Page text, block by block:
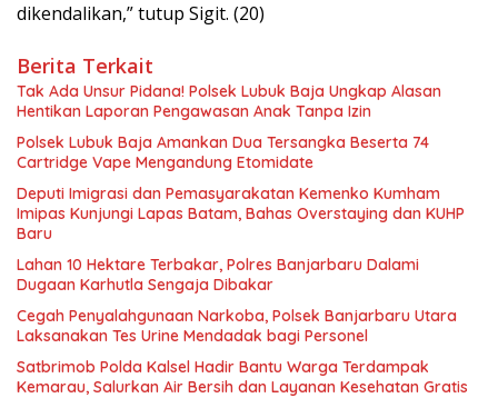
dikendalikan,” tutup Sigit. (20)
Berita Terkait
Tak Ada Unsur Pidana! Polsek Lubuk Baja Ungkap Alasan
Hentikan Laporan Pengawasan Anak Tanpa Izin
Polsek Lubuk Baja Amankan Dua Tersangka Beserta 74
Cartridge Vape Mengandung Etomidate
Deputi Imigrasi dan Pemasyarakatan Kemenko Kumham
Imipas Kunjungi Lapas Batam, Bahas Overstaying dan KUHP
Baru
Lahan 10 Hektare Terbakar, Polres Banjarbaru Dalami
Dugaan Karhutla Sengaja Dibakar
Cegah Penyalahgunaan Narkoba, Polsek Banjarbaru Utara
Laksanakan Tes Urine Mendadak bagi Personel
Satbrimob Polda Kalsel Hadir Bantu Warga Terdampak
Kemarau, Salurkan Air Bersih dan Layanan Kesehatan Gratis